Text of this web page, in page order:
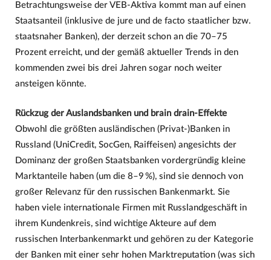
Betrachtungsweise der VEB-Aktiva kommt man auf einen
Staatsanteil (inklusive de jure und de facto staatlicher bzw.
staatsnaher Banken), der derzeit schon an die 70–75
Prozent erreicht, und der gemäß aktueller Trends in den
kommenden zwei bis drei Jahren sogar noch weiter
ansteigen könnte.
Rückzug der Auslandsbanken und brain drain-Effekte
Obwohl die größten ausländischen (Privat-)Banken in
Russland (UniCredit, SocGen, Raiffeisen) angesichts der
Dominanz der großen Staatsbanken vordergründig kleine
Marktanteile haben (um die 8–9 %), sind sie dennoch von
großer Relevanz für den russischen Bankenmarkt. Sie
haben viele internationale Firmen mit Russlandgeschäft in
ihrem Kundenkreis, sind wichtige Akteure auf dem
russischen Interbankenmarkt und gehören zu der Kategorie
der Banken mit einer sehr hohen Marktreputation (was sich